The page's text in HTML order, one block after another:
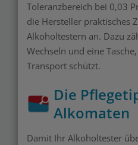
Toleranzbereich bei 0,03
die Hersteller praktisches
Alkoholtestern an. Dazu
Wechseln und eine
Transport schützt.
Die
Alkomaten
Damit Ihr Alkoholtester